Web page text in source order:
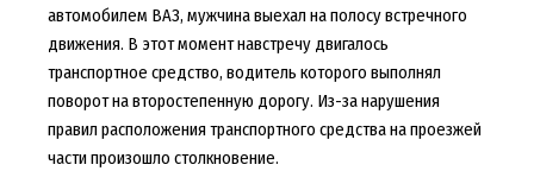
автомобилем ВАЗ, мужчина выехал на полосу встречного
движения. В этот момент навстречу двигалось
транспортное средство, водитель которого выполнял
поворот на второстепенную дорогу. Из-за нарушения
правил расположения транспортного средства на проезжей
части произошло столкновение.